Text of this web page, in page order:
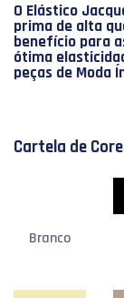
O Elástico
prima de alta
benefício para
ótima
peças de Moda
Cartela de
Branco